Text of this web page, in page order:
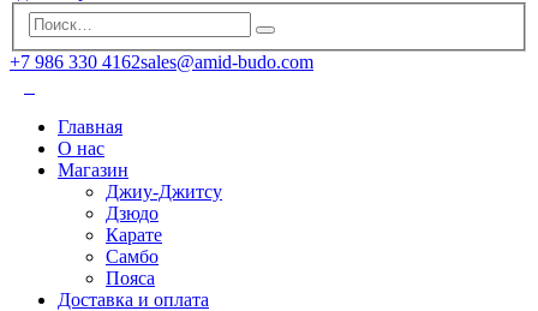
+7 986 330 4162sales@amid-budo.com
Главная
О нас
Магазин
Джиу-Джитсу
Дзюдо
Карате
Самбо
Пояса
Доставка и оплата